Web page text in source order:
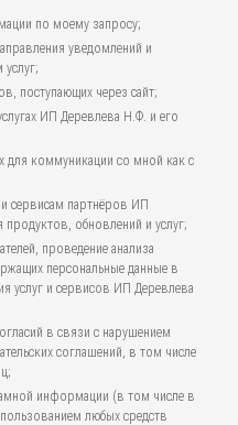
по моему запросу;
уведомлений и
поступающих через сайт;
ИП Деревлева Н.Ф. и его
для коммуникации со мной как с
и сервисам партнёров ИП
обновлений и услуг;
проведение анализа
персональные данные в
услуг и сервисов ИП Деревлева
в связи с нарушением
соглашений, в том числе
информации (в том числе в
любых средств